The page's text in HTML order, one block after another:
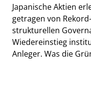
Japanische Aktien
getragen von
strukturellen
Wiedereinstieg
Anleger. Was die